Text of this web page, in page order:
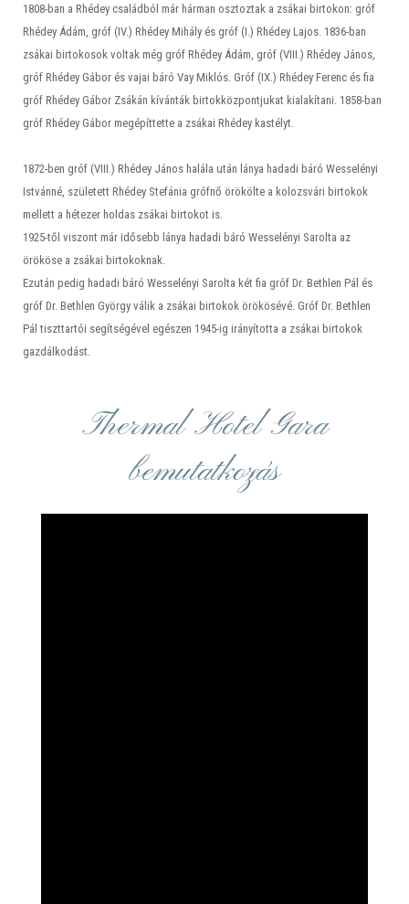
1808-ban a Rhédey családból már hárman osztoztak a zsákai birtokon: gróf
Rhédey Ádám, gróf (IV.) Rhédey Mihály és gróf (I.) Rhédey Lajos. 1836-ban
zsákai birtokosok voltak még gróf Rhédey Ádám, gróf (VIII.) Rhédey János,
gróf Rhédey Gábor és vajai báró Vay Miklós. Gróf (IX.) Rhédey Ferenc és fia
gróf Rhédey Gábor Zsákán kívánták birtokközpontjukat kialakítani. 1858-ban
gróf Rhédey Gábor megépíttette a zsákai Rhédey kastélyt.
1872-ben gróf (VIII.) Rhédey János halála után lánya hadadi báró Wesselényi
Istvánné, született Rhédey Stefánia grófnő örökölte a kolozsvári birtokok
mellett a hétezer holdas zsákai birtokot is.
1925-től viszont már idősebb lánya hadadi báró Wesselényi Sarolta az
örököse a zsákai birtokoknak.
Ezután pedig hadadi báró Wesselényi Sarolta két fia gróf Dr. Bethlen Pál és
gróf Dr. Bethlen György válik a zsákai birtokok örökösévé. Gróf Dr. Bethlen
Pál tiszttartói segítségével egészen 1945-ig irányította a zsákai birtokok
gazdálkodást.
Thermal Hotel Gara
bemutatkozás